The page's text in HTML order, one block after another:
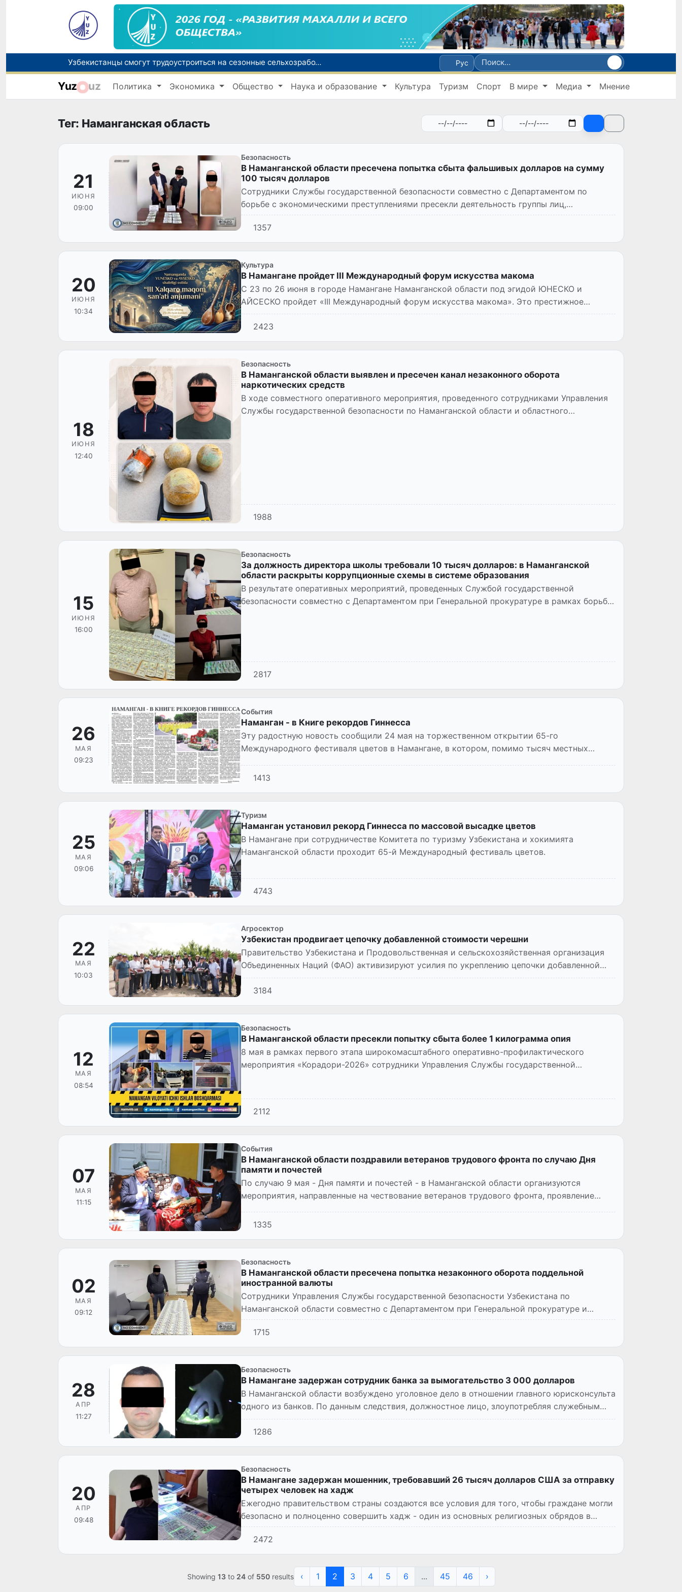
Узбекистанцы смогут трудоустроиться на сезонные сельхозработы в США по программе H-2A
В шести городах Ташкентской области модернизируют систему общественного транспорта
В Узбекистане стартовал месячник Целей устойчивого развития
Ташкент готовится принять чемпионат Азии по тяжелой атлетике
Рус
Yuz uz Политика Экономика Общество Наука и образование Культура Туризм Спорт В мире Медиа Мнение
Тег: Наманганская область
21
ИЮНЯ
09:00
Безопасность
В Наманганской области пресечена попытка сбыта фальшивых долларов на сумму
100 тысяч долларов
Сотрудники Службы государственной безопасности совместно с Департаментом по
борьбе с экономическими преступлениями пресекли деятельность группы лиц,
занимавшихся сбытом поддельной...
1357
20
ИЮНЯ
10:34
Культура
В Намангане пройдет III Международный форум искусства макома
С 23 по 26 июня в городе Намангане Наманганской области под эгидой ЮНЕСКО и
АЙСЕСКО пройдет «III Международный форум искусства макома». Это престижное
культурное мероприятие провод...
2423
18
ИЮНЯ
12:40
Безопасность
В Наманганской области выявлен и пресечен канал незаконного оборота
наркотических средств
В ходе совместного оперативного мероприятия, проведенного сотрудниками Управления
Службы государственной безопасности по Наманганской области и областного
1988
15
ИЮНЯ
16:00
Безопасность
За должность директора школы требовали 10 тысяч долларов: в Наманганской
области раскрыты коррупционные схемы в системе образования
В результате оперативных мероприятий, проведенных Службой государственной
безопасности совместно с Департаментом при Генеральной прокуратуре в рамках борьбы
2817
26
МАЯ
09:23
Cобытия
Наманган - в Книге рекордов Гиннесса
Эту радостную новость сообщили 24 мая на торжественном открытии 65-го
Международного фестиваля цветов в Намангане, в котором, помимо тысяч местных
1413
25
МАЯ
09:06
Туризм
Наманган установил рекорд Гиннесса по массовой высадке цветов
В Намангане при сотрудничестве Комитета по туризму Узбекистана и хокимията
Наманганской области проходит 65-й Международный фестиваль цветов.
4743
22
МАЯ
10:03
Агросектор
Узбекистан продвигает цепочку добавленной стоимости черешни
Правительство Узбекистана и Продовольственная и сельскохозяйственная организация
Объединенных Наций (ФАО) активизируют усилия по укреплению цепочки добавленной
стоимости черешни в...
3184
12
МАЯ
08:54
Безопасность
В Наманганской области пресекли попытку сбыта более 1 килограмма опия
8 мая в рамках первого этапа широкомасштабного оперативно-профилактического
мероприятия «Корадори-2026» сотрудники Управления Службы государственной
2112
07
МАЯ
11:15
Cобытия
В Наманганской области поздравили ветеранов трудового фронта по случаю Дня
памяти и почестей
По случаю 9 мая - Дня памяти и почестей - в Наманганской области организуются
мероприятия, направленные на чествование ветеранов трудового фронта, проявление
1335
02
МАЯ
09:12
Безопасность
В Наманганской области пресечена попытка незаконного оборота поддельной
иностранной валюты
Сотрудники Управления Службы государственной безопасности Узбекистана по
Наманганской области совместно с Департаментом при Генеральной прокуратуре и
таможенными органами провели о...
1715
28
АПР
11:27
Безопасность
В Намангане задержан сотрудник банка за вымогательство 3 000 долларов
В Наманганской области возбуждено уголовное дело в отношении главного юрисконсульта
одного из банков. По данным следствия, должностное лицо, злоупотребляя служебным
положением, пыт...
1286
20
АПР
09:48
Безопасность
В Намангане задержан мошенник, требовавший 26 тысяч долларов США за отправку
четырех человек на хадж
Ежегодно правительством страны создаются все условия для того, чтобы граждане могли
безопасно и полноценно совершить хадж - один из основных религиозных обрядов в
исламе.
2472
Showing 13to 24of 550results ‹ 1 2 3 4 5 6 ... 45 46 ›